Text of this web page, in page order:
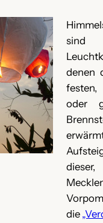
sind
denen
oder
die